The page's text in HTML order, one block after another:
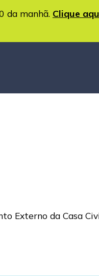
da manhã. Clique
Externo da Casa